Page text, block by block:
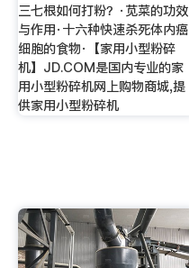
三七根如何打粉？·苋菜的功效
与作用·十六种快速杀死体内癌
细胞的食物·【家用小型粉碎
机】JD.COM是国内专业的家
用小型粉碎机网上购物商城,提
供家用小型粉碎机